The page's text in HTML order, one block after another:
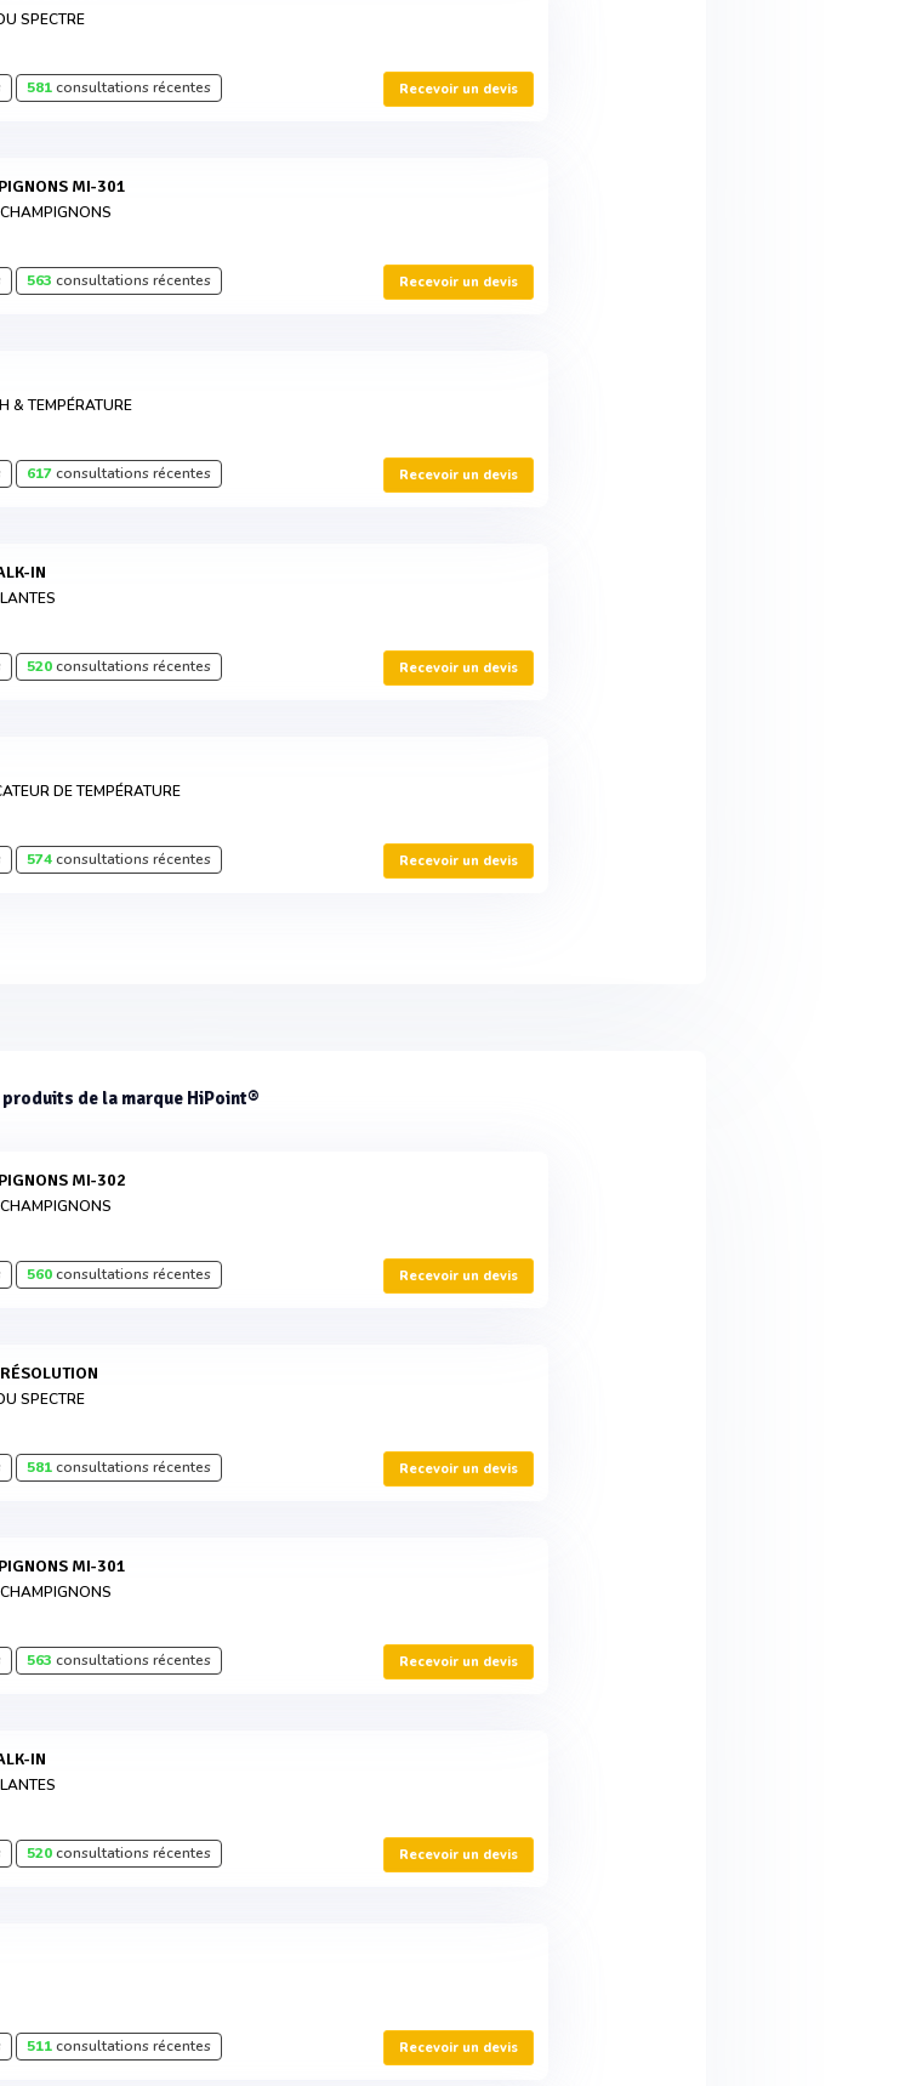
SPECTRE
581consultations récentes Recevoir un devis
MI-301
563 consultations récentes Recevoir un devis
& TEMPÉRATURE
617consultations récentes Recevoir un devis
IN
520consultations récentes Recevoir un devis
DE TEMPÉRATURE
574consultations récentes Recevoir un devis
de la marque HiPoint®
MI-302
560consultations récentes Recevoir un devis
SPECTRE
581consultations récentes Recevoir un devis
MI-301
563 consultations récentes Recevoir un devis
IN
520consultations récentes Recevoir un devis
511consultations récentes Recevoir un devis